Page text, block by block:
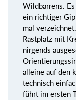
Wildbarrens.
ein richtiger
mal
Rastplatz mit
nirgends
alleine auf den
technisch
führt im ersten